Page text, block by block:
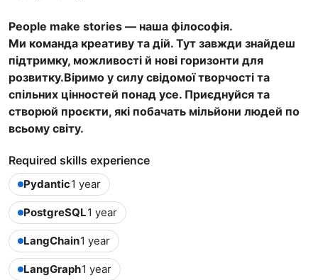
People make stories — наша філософія.
Ми команда креативу та дій. Тут завжди знайдеш
підтримку, можливості й нові горизонти для
розвитку.Віримо у силу свідомої творчості та
спільних цінностей понад усе. Приєднуйся та
створюй проєкти, які побачать мільйони людей по
всьому світу.
Required skills experience
Pydantic1 year
PostgreSQL1 year
LangChain1 year
LangGraph1 year